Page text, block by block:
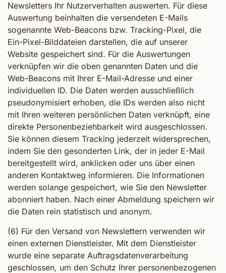
Newsletters Ihr Nutzerverhalten auswerten. Für diese
Auswertung beinhalten die versendeten E-Mails
sogenannte Web-Beacons bzw. Tracking-Pixel, die
Ein-Pixel-Bilddateien darstellen, die auf unserer
Website gespeichert sind. Für die Auswertungen
verknüpfen wir die oben genannten Daten und die
Web-Beacons mit Ihrer E-Mail-Adresse und einer
individuellen ID. Die Daten werden ausschließlich
pseudonymisiert erhoben, die IDs werden also nicht
mit Ihren weiteren persönlichen Daten verknüpft, eine
direkte Personenbeziehbarkeit wird ausgeschlossen.
Sie können diesem Tracking jederzeit widersprechen,
indem Sie den gesonderten Link, der in jeder E-Mail
bereitgestellt wird, anklicken oder uns über einen
anderen Kontaktweg informieren. Die Informationen
werden solange gespeichert, wie Sie den Newsletter
abonniert haben. Nach einer Abmeldung speichern wir
die Daten rein statistisch und anonym.
(6) Für den Versand von Newslettern verwenden wir
einen externen Dienstleister. Mit dem Dienstleister
wurde eine separate Auftragsdatenverarbeitung
geschlossen, um den Schutz Ihrer personenbezogenen